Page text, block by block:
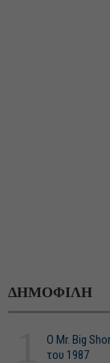
ΔΗΜΟΦΙΛΗ
O Mr. Big
του 1987